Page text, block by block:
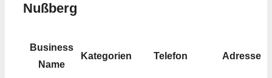
Nußberg
Business
Name
Kategorien Telefon Adresse